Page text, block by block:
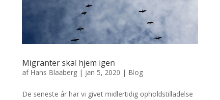
Migranter skal hjem igen
af Hans Blaaberg| jan 5, 2020 | Blog
De seneste år har vi givet midlertidig opholdstilladelse